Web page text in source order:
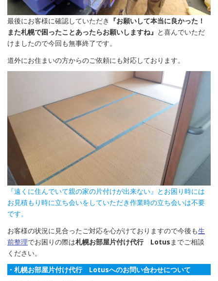
最後にお客様に確認していただき 『お願いして本当に良かった！
また札幌で困ったことあったらお願いしますね』 と喜んでいただ
けましたので今回も無事終了です。
道外にお住まいの方からのご依頼にも対応しております。
『遠くに住んでいて親の家の片付けが出来ない』とお困り時には
お見積もり時に立ち会いをしていただき作業時の立ち会いは不要
です。
お客様の状況に見合ったご対応を心がけておりますので今後も生
前整理でお困りの際は札幌お部屋片付け代行 Lotus までご相談
ください。
・札幌お部屋片付け代行 Lotusへのお問い合わせについて